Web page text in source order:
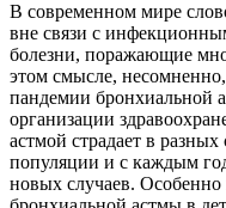
В современном мире
вне связи с
болезни, поражающие
этом смысле,
пандемии бронхиальной
организации
астмой страдает в
популяции и с каждым
новых случаев. Особенно